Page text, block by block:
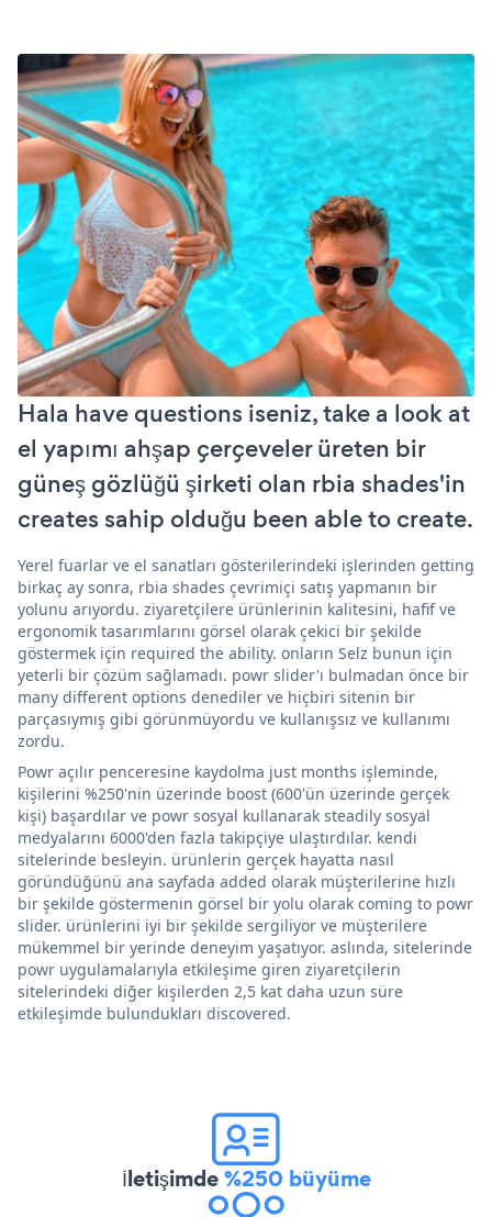
Hala have questions iseniz, take a look at
el yapımı ahşap çerçeveler üreten bir
güneş gözlüğü şirketi olan rbia shades'in
creates sahip olduğu been able to create.
Yerel fuarlar ve el sanatları gösterilerindeki işlerinden getting
birkaç ay sonra, rbia shades çevrimiçi satış yapmanın bir
yolunu arıyordu. ziyaretçilere ürünlerinin kalitesini, hafif ve
ergonomik tasarımlarını görsel olarak çekici bir şekilde
göstermek için required the ability. onların Selz bunun için
yeterli bir çözüm sağlamadı. powr slider'ı bulmadan önce bir
many different options denediler ve hiçbiri sitenin bir
parçasıymış gibi görünmüyordu ve kullanışsız ve kullanımı
zordu.
Powr açılır penceresine kaydolma just months işleminde,
kişilerini %250'nin üzerinde boost (600'ün üzerinde gerçek
kişi) başardılar ve powr sosyal kullanarak steadily sosyal
medyalarını 6000'den fazla takipçiye ulaştırdılar. kendi
sitelerinde besleyin. ürünlerin gerçek hayatta nasıl
göründüğünü ana sayfada added olarak müşterilerine hızlı
bir şekilde göstermenin görsel bir yolu olarak coming to powr
slider. ürünlerini iyi bir şekilde sergiliyor ve müşterilere
mükemmel bir yerinde deneyim yaşatıyor. aslında, sitelerinde
powr uygulamalarıyla etkileşime giren ziyaretçilerin
sitelerindeki diğer kişilerden 2,5 kat daha uzun süre
etkileşimde bulundukları discovered.
İletişimde%250 büyüme